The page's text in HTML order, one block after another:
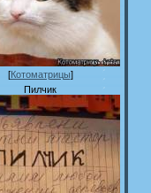
[Котоматрицы]
Пилчик